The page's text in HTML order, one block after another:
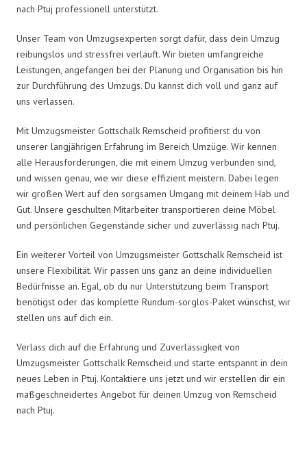
nach Ptuj professionell unterstützt.
Unser Team von Umzugsexperten sorgt dafür, dass dein Umzug
reibungslos und stressfrei verläuft. Wir bieten umfangreiche
Leistungen, angefangen bei der Planung und Organisation bis hin
zur Durchführung des Umzugs. Du kannst dich voll und ganz auf
uns verlassen.
Mit Umzugsmeister Gottschalk Remscheid profitierst du von
unserer langjährigen Erfahrung im Bereich Umzüge. Wir kennen
alle Herausforderungen, die mit einem Umzug verbunden sind,
und wissen genau, wie wir diese effizient meistern. Dabei legen
wir großen Wert auf den sorgsamen Umgang mit deinem Hab und
Gut. Unsere geschulten Mitarbeiter transportieren deine Möbel
und persönlichen Gegenstände sicher und zuverlässig nach Ptuj.
Ein weiterer Vorteil von Umzugsmeister Gottschalk Remscheid ist
unsere Flexibilität. Wir passen uns ganz an deine individuellen
Bedürfnisse an. Egal, ob du nur Unterstützung beim Transport
benötigst oder das komplette Rundum-sorglos-Paket wünschst, wir
stellen uns auf dich ein.
Verlass dich auf die Erfahrung und Zuverlässigkeit von
Umzugsmeister Gottschalk Remscheid und starte entspannt in dein
neues Leben in Ptuj. Kontaktiere uns jetzt und wir erstellen dir ein
maßgeschneidertes Angebot für deinen Umzug von Remscheid
nach Ptuj.